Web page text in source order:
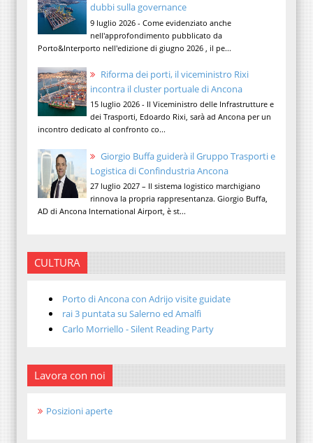
dubbi sulla governance
9 luglio 2026 - Come evidenziato anche
nell'approfondimento pubblicato da
Porto&Interporto nell'edizione di giugno 2026 , il pe...
Riforma dei porti, il viceministro Rixi
incontra il cluster portuale di Ancona
15 luglio 2026 - Il Viceministro delle Infrastrutture e
dei Trasporti, Edoardo Rixi, sarà ad Ancona per un
incontro dedicato al confronto co...
Giorgio Buffa guiderà il Gruppo Trasporti e
Logistica di Confindustria Ancona
27 luglio 2027 – Il sistema logistico marchigiano
rinnova la propria rappresentanza. Giorgio Buffa,
AD di Ancona International Airport, è st...
CULTURA
Porto di Ancona con Adrijo visite guidate
rai 3 puntata su Salerno ed Amalfi
Carlo Morriello - Silent Reading Party
Lavora con noi
Posizioni aperte